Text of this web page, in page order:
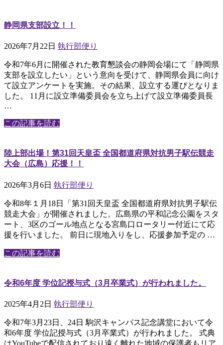
静岡県支部設立！！
2026年7月22日 執行部便り
令和7年6月に開催された教育懇談会の静岡会場にて「静岡県
支部を設立したい」という意向を受けて、静岡県会員に向け
て設立アンケートを実施。その結果、設立する運びとなりま
した。 11月に設立準備委員会を立ち上げて設立準備委員長
…
この記事を読む
陸上部出場！第31回天皇盃 全国都道府県対抗男子駅伝競走
大会（広島）応援！！
2026年3月6日 執行部便り
令和8年１月18日「第31回天皇盃 全国都道府県対抗男子駅伝
競走大会」が開催されました。広島県の平和記念公園をスタ
ート、3区のゴール地点となる宮島口ロータリー付近にて応
援を行いました。 前日に現地入りをし、応援参加予定の …
この記事を読む
令和6年度 学位記授与式（3月卒業式）が行われました。
2025年4月2日 執行部便り
令和7年3月23日、24日 駒沢キャンパス記念講堂において令
和6年度 学位記授与式（3月卒業式）が行われました。 式典